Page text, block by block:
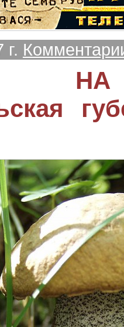
г.